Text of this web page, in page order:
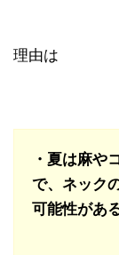
理由は
・夏は麻や
で、 ネック
可能性がある